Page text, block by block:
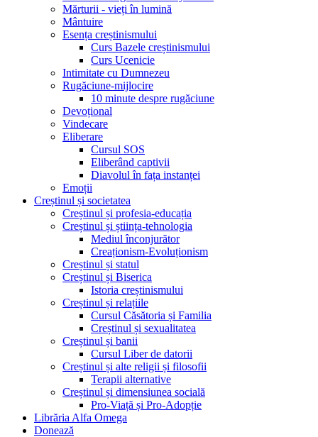
Mărturii - vieți în lumină
Mântuire
Esența creștinismului
Curs Bazele creștinismului
Curs Ucenicie
Intimitate cu Dumnezeu
Rugăciune-mijlocire
10 minute despre rugăciune
Devoțional
Vindecare
Eliberare
Cursul SOS
Eliberând captivii
Diavolul în fața instanței
Emoții
Creștinul și societatea
Creștinul și profesia-educația
Creștinul și știința-tehnologia
Mediul înconjurător
Creaționism-Evoluționism
Creștinul și statul
Creștinul și Biserica
Istoria creștinismului
Creștinul și relațiile
Cursul Căsătoria și Familia
Creștinul și sexualitatea
Creștinul și banii
Cursul Liber de datorii
Creștinul și alte religii și filosofii
Terapii alternative
Creștinul și dimensiunea socială
Pro-Viață și Pro-Adopție
Librăria Alfa Omega
Donează